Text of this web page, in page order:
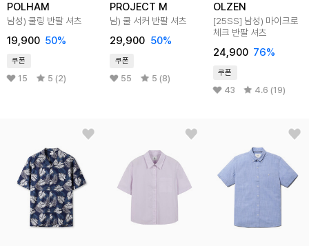
POLHAM
남성) 쿨링 반팔 셔츠
19,900 50%
쿠폰
15 5 (2)
PROJECT M
남) 쿨 서커 반팔 셔츠
29,900 50%
쿠폰
55 5 (8)
OLZEN
[25SS] 남성) 마이크로
체크 반팔 셔츠
24,900 76%
쿠폰
43 4.6 (19)